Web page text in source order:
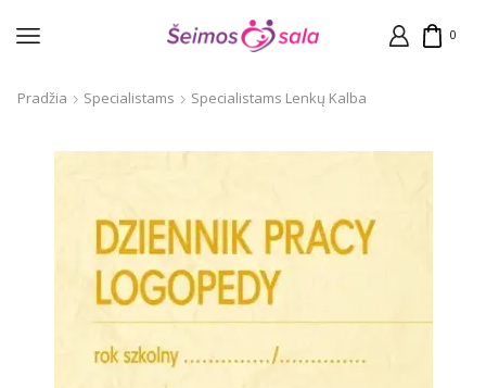
0
Pradžia Specialistams Specialistams Lenkų Kalba